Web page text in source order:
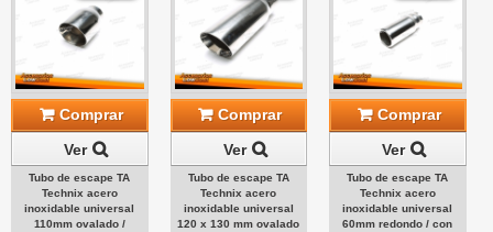
Comprar
Ver
Tubo de escape TA
Technix acero
inoxidable universal
110mm ovalado /
Comprar
Ver
Tubo de escape TA
Technix acero
inoxidable universal
120 x 130 mm ovalado
Comprar
Ver
Tubo de escape TA
Technix acero
inoxidable universal
60mm redondo / con